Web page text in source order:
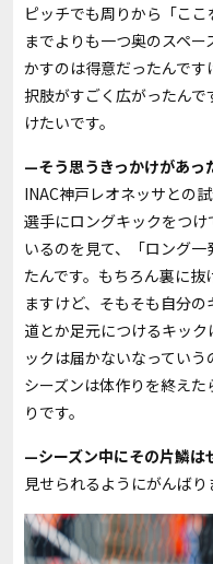
ピッチでも周りから「こ
までよりも一つ奥のスペ
かすのは得意だったんで
択肢がすごく広がったん
けたいです。
—そう思うきっかけがあっ
INAC神戸レオネッサとの
選手にロングキックをつ
いるのを見て、「ロング
たんです。もちろん裏に
ますけど、そもそも自分
道とか足元につけるキッ
ックは届かないなってい
シーズンは体作りを終え
りです。
—シーズン中にその片鱗は
見せられるようにがんばり